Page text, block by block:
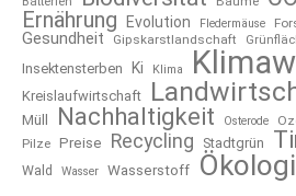
Ernährung
Evolution Fledermäuse
Gesundheit Gipskarstlandschaft
Insektensterben Ki Klima
Kreislaufwirtschaft
Müll
Nachhaltigkeit Osterode
Pilze Preise Recycling Stadtgrün
Wald
Wasser Wasserstoff